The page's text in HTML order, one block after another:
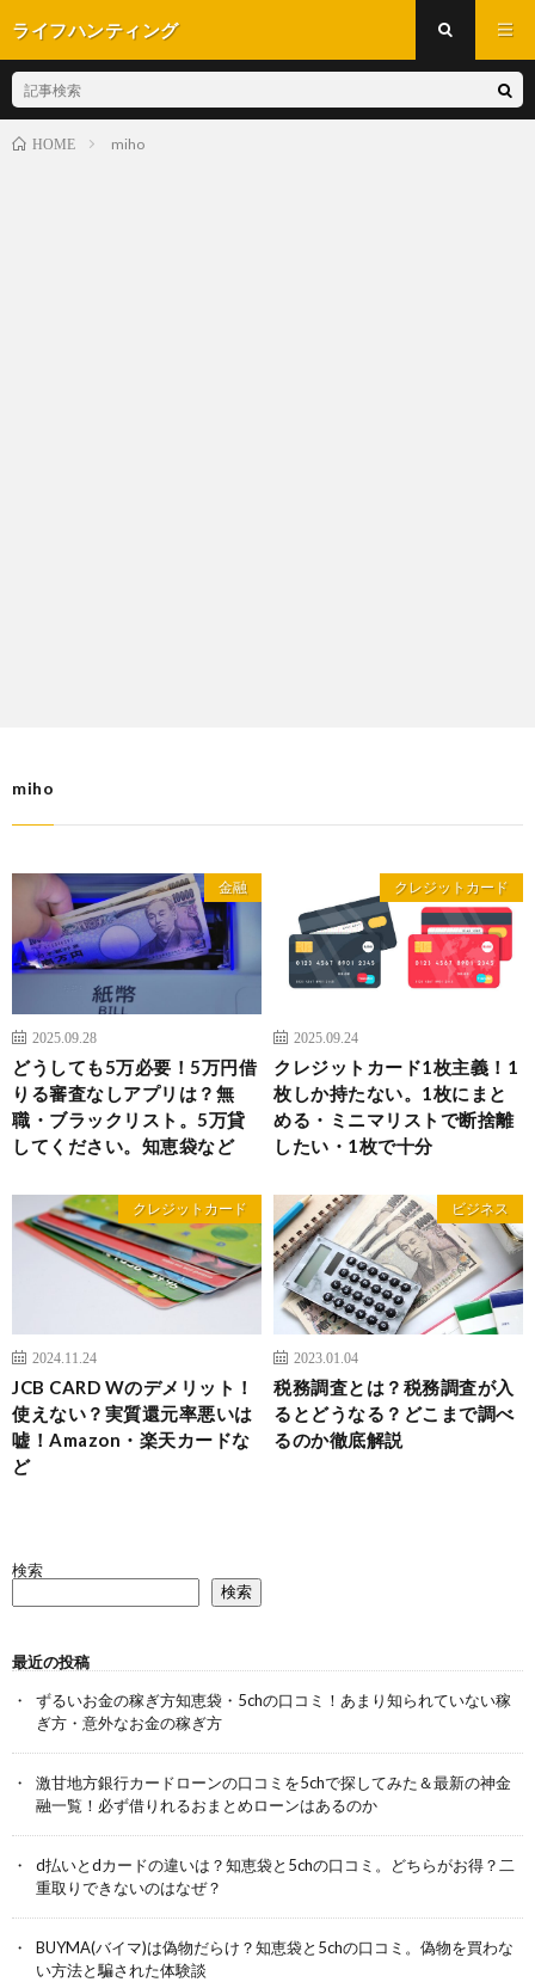
ライフハンティング
HOME miho
miho
金融
2025.09.28
どうしても5万必要！5万円借
りる審査なしアプリは？無
職・ブラックリスト。5万貸
してください。知恵袋など
クレジットカード
2025.09.24
クレジットカード1枚主義！1
枚しか持たない。1枚にまと
める・ミニマリストで断捨離
したい・1枚で十分
クレジットカード
2024.11.24
JCB CARD Wのデメリット！
使えない？実質還元率悪いは
嘘！Amazon・楽天カードな
ど
ビジネス
2023.01.04
税務調査とは？税務調査が入
るとどうなる？どこまで調べ
るのか徹底解説
検索
検索
最近の投稿
ずるいお金の稼ぎ方知恵袋・5chの口コミ！あまり知られていない稼
ぎ方・意外なお金の稼ぎ方
激甘地方銀行カードローンの口コミを5chで探してみた＆最新の神金
融一覧！必ず借りれるおまとめローンはあるのか
d払いとdカードの違いは？知恵袋と5chの口コミ。どちらがお得？二
重取りできないのはなぜ？
BUYMA(バイマ)は偽物だらけ？知恵袋と5chの口コミ。偽物を買わな
い方法と騙された体験談